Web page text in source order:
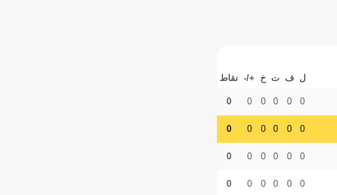
ل ف ت خ +/- نقاط
0
0
0
0
0
0
0
0
0
0
0
0
0
0
0
0
0
0
0
0
0
0
0
0